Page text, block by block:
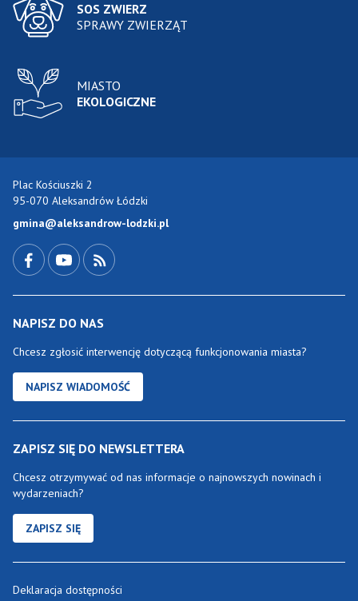
SOS ZWIERZ
SPRAWY ZWIERZĄT
MIASTO
EKOLOGICZNE
Plac Kościuszki 2
95-070 Aleksandrów Łódzki
gmina@aleksandrow-lodzki.pl
NAPISZ DO NAS
Chcesz zgłosić interwencję dotyczącą funkcjonowania miasta?
NAPISZ WIADOMOŚĆ
ZAPISZ SIĘ DO NEWSLETTERA
Chcesz otrzymywać od nas informacje o najnowszych nowinach i
wydarzeniach?
ZAPISZ SIĘ
Deklaracja dostępności